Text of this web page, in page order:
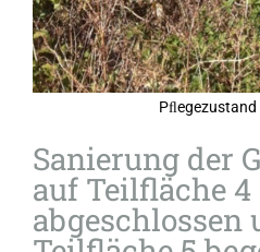
Pﬂegezustand
Sanierung der
auf Teilfläche 4
abgeschlossen